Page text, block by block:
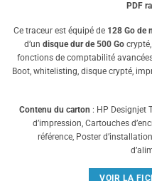
PDF
Ce traceur est équipé de 128 Go de
d’un disque dur de 500 Go
fonctions de comptabilité
Boot, whitelisting, disque crypté,
Contenu du carton : HP Designjet
d’impression, Cartouches
référence, Poster
VOIR LA